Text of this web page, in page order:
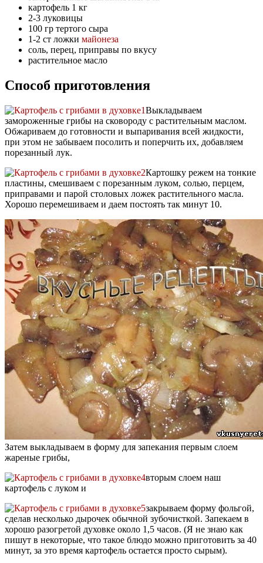
картофель 1 кг
2-3 луковицы
100 гр тертого сыра
1-2 ст ложки майонеза
соль, перец, приправы по вкусу
растительное масло
Способ приготовления
Выкладываем
замороженные грибы на сковороду с растительным маслом.
Обжариваем до готовности и выпаривания всей жидкости,
при этом не забываем посолить и поперчить их, добавляем
порезанный лук.
Картошку режем на тонкие
пластины, смешиваем с порезанным луком, солью, перцем,
приправами и парой столовых ложек растительного масла.
Хорошо перемешиваем и даем постоять так минут 10.
Затем выкладываем в форму для запекания первым слоем
жареные грибы,
вторым слоем наш
картофель с луком и
закрываем форму фольгой,
сделав несколько дырочек обычной зубочисткой. Запекаем в
хорошо разогретой духовке около 1,5 часов. (Я не знаю как
пишут в некоторые, что такое блюдо можно приготовить за 40
минут, за это время картофель остается просто сырым).